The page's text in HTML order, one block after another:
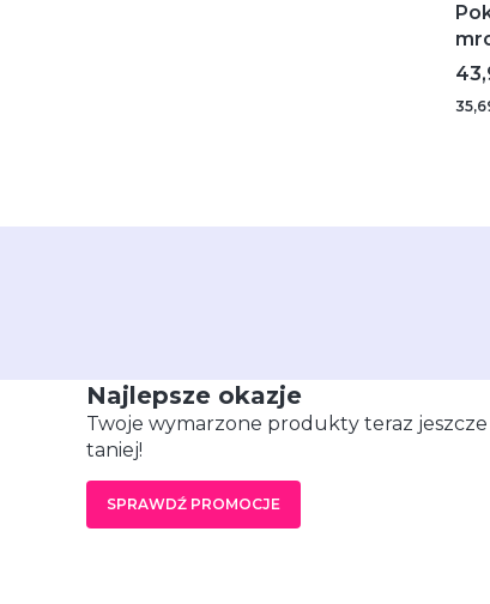
Najlepsze okazje
Twoje wymarzone produkty teraz jeszcze
taniej!
SPRAWDŹ PROMOCJE